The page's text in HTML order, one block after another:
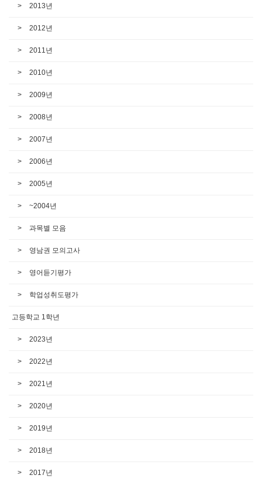
2013년
2012년
2011년
2010년
2009년
2008년
2007년
2006년
2005년
~2004년
과목별 모음
영남권 모의고사
영어듣기평가
학업성취도평가
고등학교 1학년
2023년
2022년
2021년
2020년
2019년
2018년
2017년